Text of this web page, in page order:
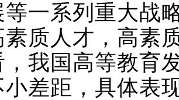
一系列重大战
质人才，高素
，我国高等教育
差距，具体表